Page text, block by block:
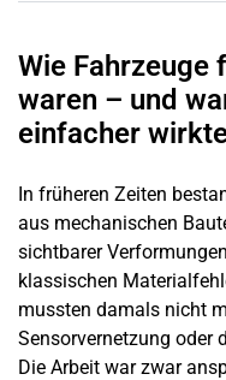
Wie Fahrzeuge
waren – und
einfacher
In früheren Zeiten
aus mechanischen
sichtbarer
klassischen
mussten damals nicht
Sensorvernetzung oder
Die Arbeit war zwar